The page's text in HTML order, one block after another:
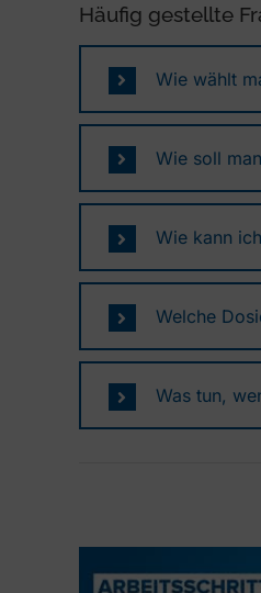
Häufig gestellte
Wie wählt
Wie soll
Wie kann
Welche
Was tun,